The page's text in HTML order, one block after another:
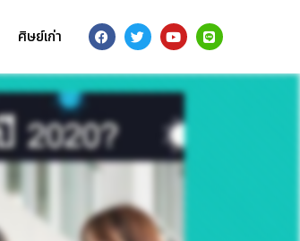
ศิษย์เก่า